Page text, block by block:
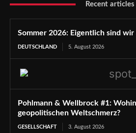
Recent articles
Sommer 2026: Eigentlich sind
DEUTSCHLAND 5. August 2026
Pohlmann & Wellbrock #1:
geopolitischen Weltschmerz?
GESELLSCHAFT 3. August 2026